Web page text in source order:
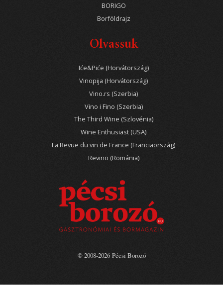
BORIGO
Borföldrajz
Olvassuk
Iće&Piće (Horvátország)
Vinopija (Horvátország)
Vino.rs (Szerbia)
Vino i Fino (Szerbia)
The Third Wine (Szlovénia)
Wine Enthusiast (USA)
La Revue du vin de France (Franciaország)
Revino (Románia)
© 2008-2026 Pécsi Borozó